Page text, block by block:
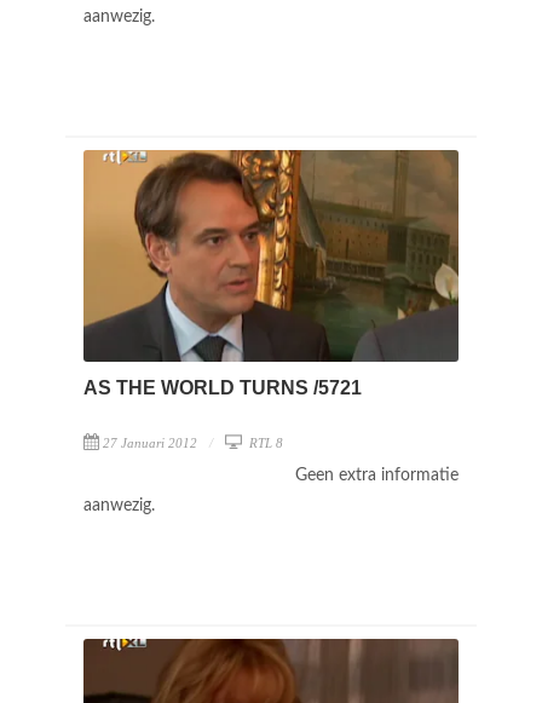
aanwezig.
AS THE WORLD TURNS /5721
27 Januari 2012 RTL 8
Geen extra informatie
aanwezig.